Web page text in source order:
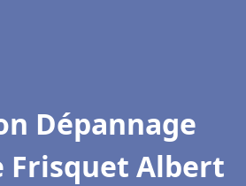
Dépannage
Frisquet Albert